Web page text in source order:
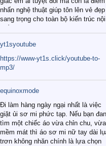
nhấn nghệ thuật giúp tôn lên vẻ đẹp
sang trọng cho toàn bộ kiến trúc nội
Tuy nhiên, giữa thị trường đa dạng
với vô vàn thương hiệu và mẫu mã
như hiện nay, làm thế nào để chọn
được những bộ chăn ga gối đệm cao
cấp thực sự chất lượng, phù hợp
khí hậu và nhu cầu sử dụng của gia
đình? Hãy cùng chúng tôi đi tìm lời
giải đáp chi tiết qua bài viết dưới
1. Tại sao các gia đình hiện đại lại
chuộng chăn ga gối đệm cao cấp?
yt1syoutube
https://www-yt1s.click/youtube-to-
mp3/
equinoxmode
Đi làm hàng ngày ngại nhất là việc
giặt ủi sơ mi phức tạp. Nếu bạn
tìm một chiếc áo vừa chỉn chu, vừa
mềm mát thì áo sơ mi nữ tay dài
trơn không nhăn chính là lựa chọn